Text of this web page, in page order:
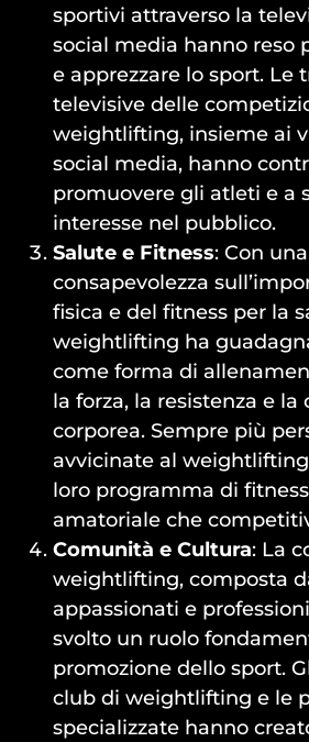
sportivi attraverso la
social media hanno reso
e apprezzare lo sport. Le
televisive delle
weightlifting, insieme ai
social media, hanno
promuovere gli atleti e a
interesse nel pubblico.
Salute e Fitness: Con
consapevolezza
fisica e del fitness per la
weightlifting ha
come forma di
la forza, la resistenza e la
corporea. Sempre più
avvicinate al
loro programma di
amatoriale che
Comunità e Cultura: La
weightlifting, composta
appassionati e
svolto un ruolo
promozione dello sport.
club di weightlifting e le
specializzate hanno